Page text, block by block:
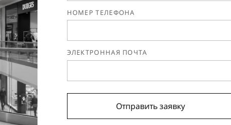
НОМЕР ТЕЛЕФОНА
ЭЛЕКТРОННАЯ ПОЧТА
Отправить заявку